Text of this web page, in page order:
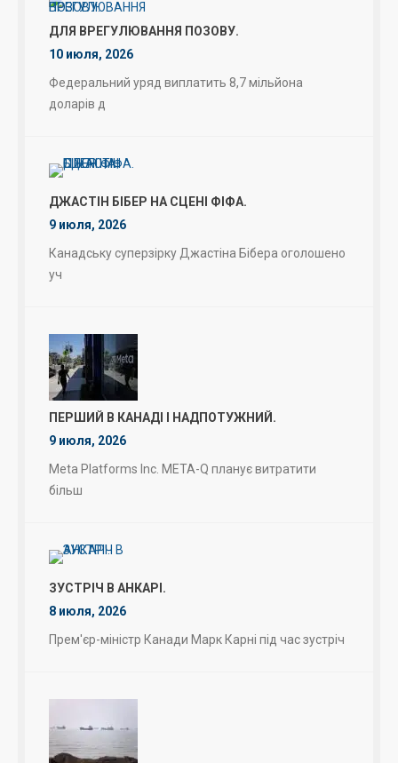
ДЛЯ ВРЕГУЛЮВАННЯ ПОЗОВУ.
10 июля, 2026
Федеральний уряд виплатить 8,7 мільйона
доларів д
ДЖАСТІН БІБЕР НА СЦЕНІ ФІФА.
9 июля, 2026
Канадську суперзірку Джастіна Бібера оголошено
уч
ПЕРШИЙ В КАНАДІ І НАДПОТУЖНИЙ.
9 июля, 2026
Meta Platforms Inc. META-Q планує витратити
більш
ЗУСТРІЧ В АНКАРІ.
8 июля, 2026
Прем'єр-міністр Канади Марк Карні під час зустріч